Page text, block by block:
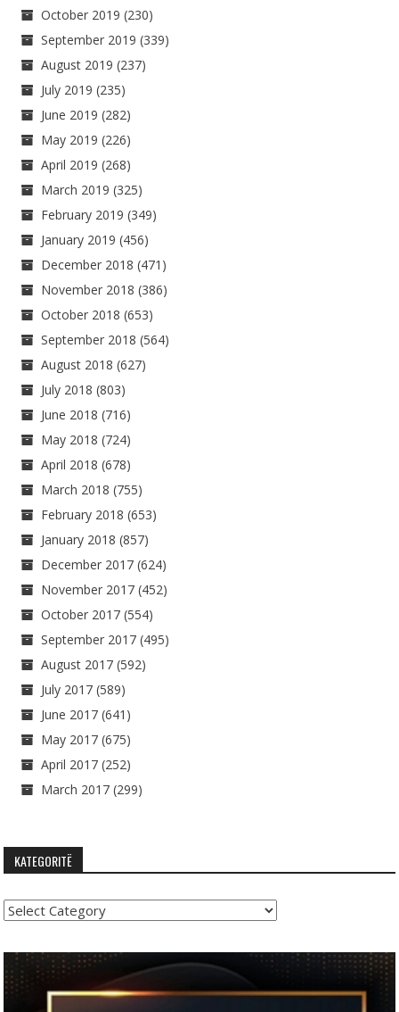
October 2019 (230)
September 2019 (339)
August 2019 (237)
July 2019 (235)
June 2019 (282)
May 2019 (226)
April 2019 (268)
March 2019 (325)
February 2019 (349)
January 2019 (456)
December 2018 (471)
November 2018 (386)
October 2018 (653)
September 2018 (564)
August 2018 (627)
July 2018 (803)
June 2018 (716)
May 2018 (724)
April 2018 (678)
March 2018 (755)
February 2018 (653)
January 2018 (857)
December 2017 (624)
November 2017 (452)
October 2017 (554)
September 2017 (495)
August 2017 (592)
July 2017 (589)
June 2017 (641)
May 2017 (675)
April 2017 (252)
March 2017 (299)
KATEGORITË
Kategoritë